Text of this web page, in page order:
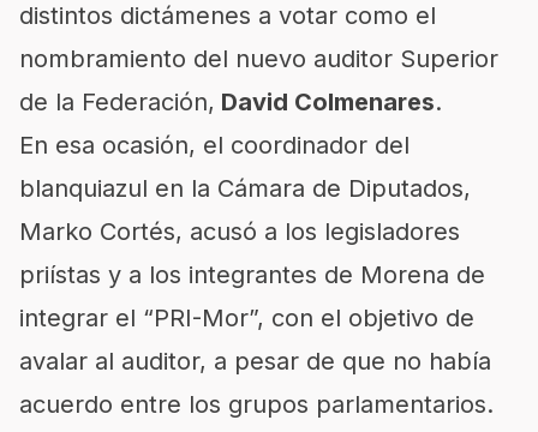
distintos dictámenes a votar como el
nombramiento del nuevo auditor Superior
de la Federación, David Colmenares.
En esa ocasión, el coordinador del
blanquiazul en la Cámara de Diputados,
Marko Cortés, acusó a los legisladores
priístas y a los integrantes de Morena de
integrar el “PRI-Mor”, con el objetivo de
avalar al auditor, a pesar de que no había
acuerdo entre los grupos parlamentarios.